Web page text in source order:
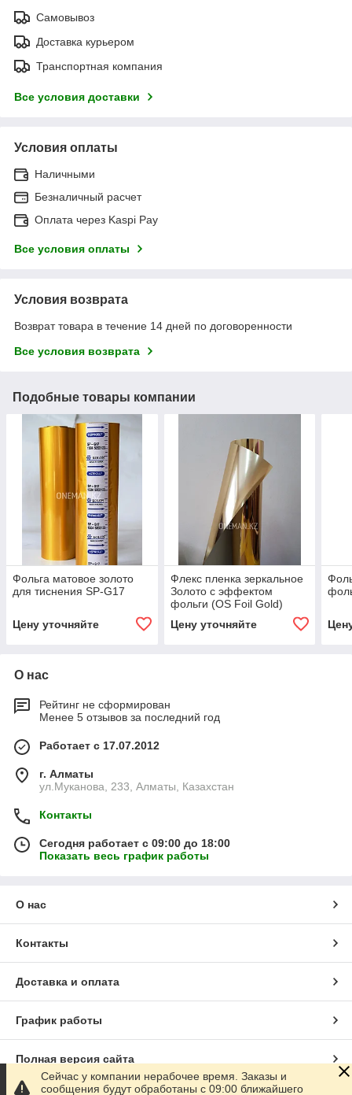
Самовывоз
Доставка курьером
Транспортная компания
Все условия доставки
Условия оплаты
Наличными
Безналичный расчет
Оплата через Kaspi Pay
Все условия оплаты
Условия возврата
Возврат товара в течение 14 дней по договоренности
Все условия возврата
Подобные товары компании
Фольга матовое золото
для тиснения SP-G17
Цену уточняйте
Флекс пленка зеркальное
Золото с эффектом
фольги (OS Foil Gold)
Цену уточняйте
О нас
Рейтинг не сформирован
Менее 5 отзывов за последний год
Работает с 17.07.2012
г. Алматы
ул.Муканова, 233, Алматы, Казахстан
Контакты
Сегодня работает с 09:00 до 18:00
Показать весь график работы
О нас
Контакты
Доставка и оплата
График работы
Полная версия сайта
Сейчас у компании нерабочее время. Заказы и
сообщения будут обработаны с 09:00 ближайшего